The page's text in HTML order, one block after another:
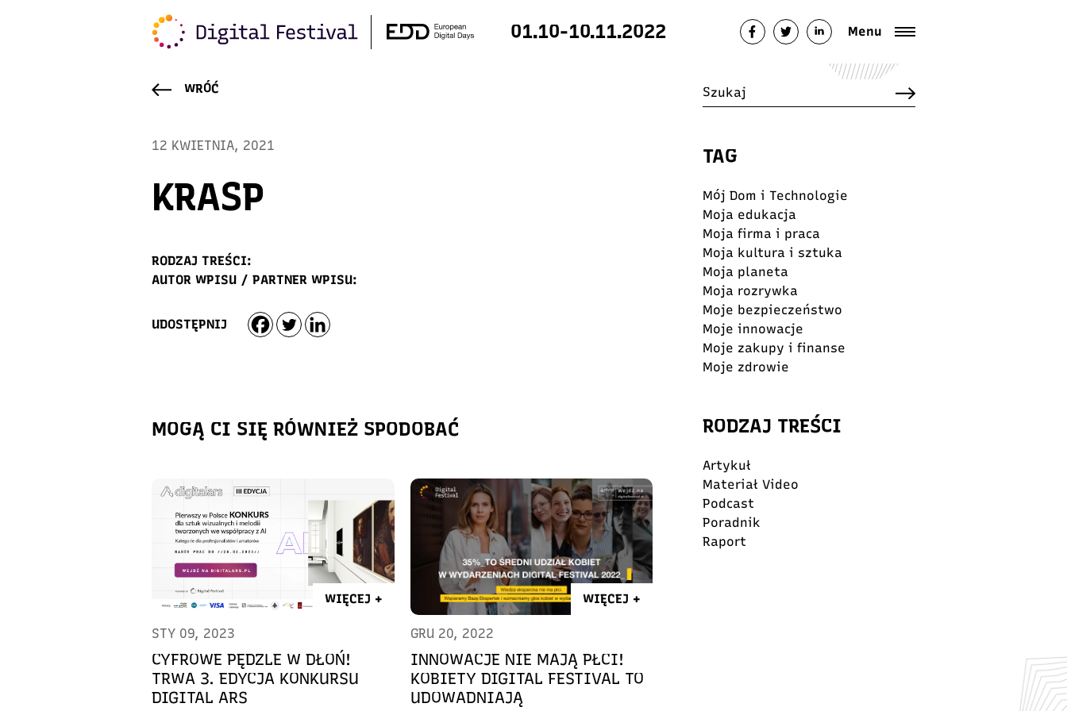
01.10-10.11.2022 Menu
WRÓĆ
12 KWIETNIA, 2021
KRASP
RODZAJ TREŚCI:
AUTOR WPISU / PARTNER WPISU:
UDOSTĘPNIJ
MOGĄ CI SIĘ RÓWNIEŻ SPODOBAĆ
WIĘCEJ +
STY 09, 2023
CYFROWE PĘDZLE W DŁOŃ!
TRWA 3. EDYCJA KONKURSU
DIGITAL ARS
WIĘCEJ +
GRU 20, 2022
INNOWACJE NIE MAJĄ PŁCI!
KOBIETY DIGITAL FESTIVAL TO
UDOWADNIAJĄ
TAG
Mój Dom i Technologie
Moja edukacja
Moja firma i praca
Moja kultura i sztuka
Moja planeta
Moja rozrywka
Moje bezpieczeństwo
Moje innowacje
Moje zakupy i finanse
Moje zdrowie
RODZAJ TREŚCI
Artykuł
Materiał Video
Podcast
Poradnik
Raport